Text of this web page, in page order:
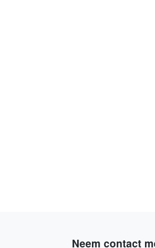
Neem contact